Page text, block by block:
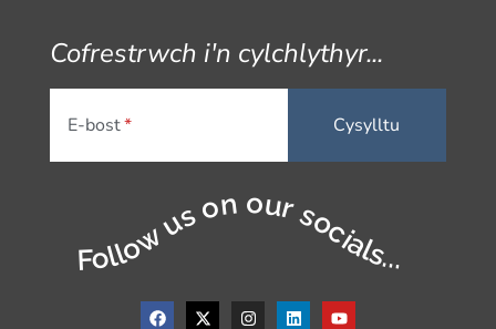
Cofrestrwch i'n cylchlythyr...
E-bost
Follow us on our socials...